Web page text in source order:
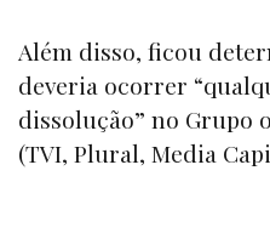
Além disso, ficou
deveria ocorrer
dissolução” no Grupo
(TVI, Plural, Media